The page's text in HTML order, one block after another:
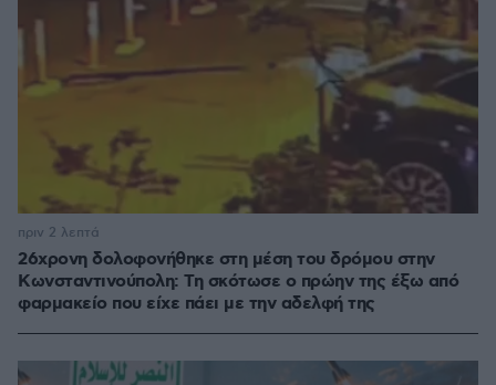
26χρονη δολοφονήθηκε στη μέση του δρόμου στην
Κωνσταντινούπολη: Τη σκότωσε ο πρώην της έξω από
φαρμακείο που είχε πάει με την αδελφή της
πριν 2 λεπτά